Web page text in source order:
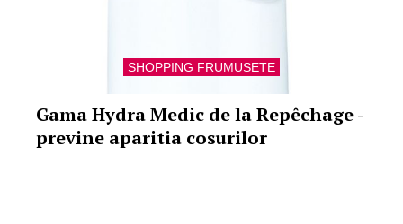
SHOPPING FRUMUSETE
Gama Hydra Medic de la Repêchage -
previne aparitia cosurilor